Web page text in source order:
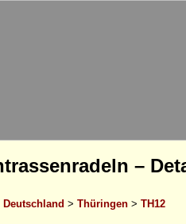
–
Deutschland > Thüringen > TH12